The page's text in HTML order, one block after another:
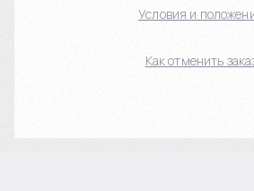
Условия и
Как отменить